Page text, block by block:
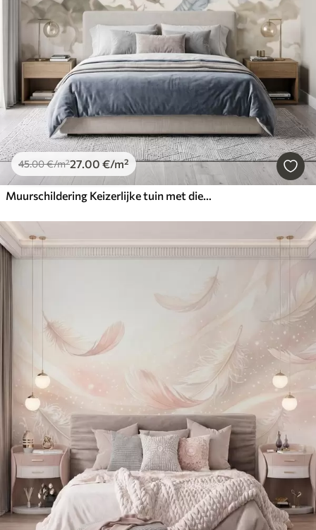
45.00€/m²27.00 €/m²
Muurschildering Keizerlijke tuin met dieren in oosterse stijl — aap, luipaard, tijger, pauw en reiger